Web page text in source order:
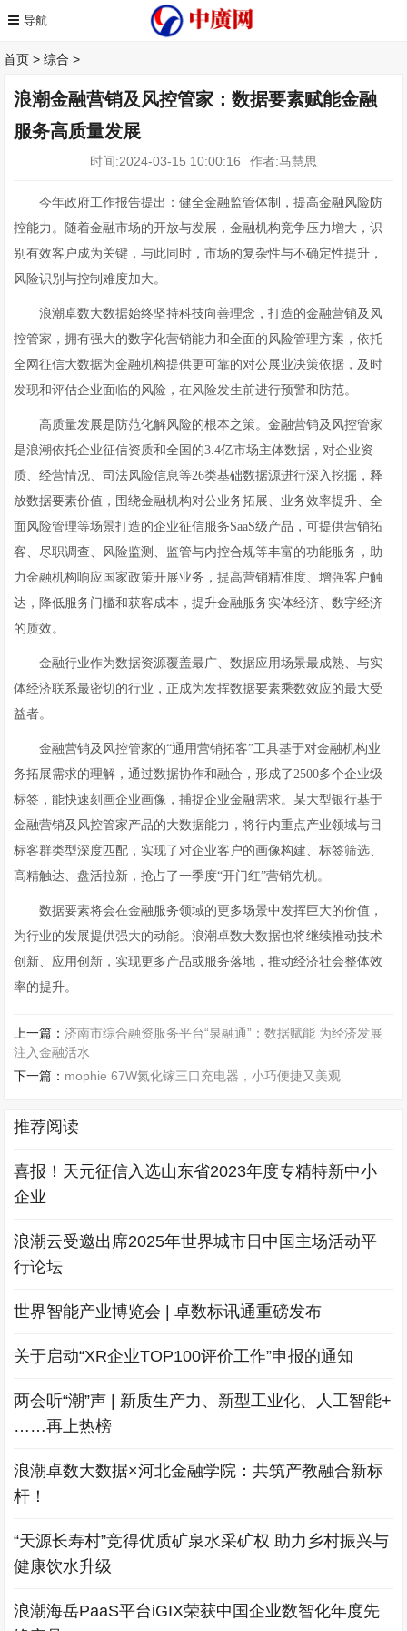
首页 >综合 >
浪潮金融营销及风控管家：数据要素赋能金融
服务高质量发展
时间:2024-03-15 10:00:16 作者:马慧思
今年政府工作报告提出：健全金融监管体制，提高金融风险防
控能力。随着金融市场的开放与发展，金融机构竞争压力增大，识
别有效客户成为关键，与此同时，市场的复杂性与不确定性提升，
风险识别与控制难度加大。
浪潮卓数大数据始终坚持科技向善理念，打造的金融营销及风
控管家，拥有强大的数字化营销能力和全面的风险管理方案，依托
全网征信大数据为金融机构提供更可靠的对公展业决策依据，及时
发现和评估企业面临的风险，在风险发生前进行预警和防范。
高质量发展是防范化解风险的根本之策。金融营销及风控管家
是浪潮依托企业征信资质和全国的3.4亿市场主体数据，对企业资
质、经营情况、司法风险信息等26类基础数据源进行深入挖掘，释
放数据要素价值，围绕金融机构对公业务拓展、业务效率提升、全
面风险管理等场景打造的企业征信服务SaaS级产品，可提供营销拓
客、尽职调查、风险监测、监管与内控合规等丰富的功能服务，助
力金融机构响应国家政策开展业务，提高营销精准度、增强客户触
达，降低服务门槛和获客成本，提升金融服务实体经济、数字经济
的质效。
金融行业作为数据资源覆盖最广、数据应用场景最成熟、与实
体经济联系最密切的行业，正成为发挥数据要素乘数效应的最大受
益者。
金融营销及风控管家的“通用营销拓客”工具基于对金融机构业
务拓展需求的理解，通过数据协作和融合，形成了2500多个企业级
标签，能快速刻画企业画像，捕捉企业金融需求。某大型银行基于
金融营销及风控管家产品的大数据能力，将行内重点产业领域与目
标客群类型深度匹配，实现了对企业客户的画像构建、标签筛选、
高精触达、盘活拉新，抢占了一季度“开门红”营销先机。
数据要素将会在金融服务领域的更多场景中发挥巨大的价值，
为行业的发展提供强大的动能。浪潮卓数大数据也将继续推动技术
创新、应用创新，实现更多产品或服务落地，推动经济社会整体效
率的提升。
上一篇：济南市综合融资服务平台“泉融通”：数据赋能 为经济发展
注入金融活水
下一篇： mophie 67W氮化镓三口充电器，小巧便捷又美观
推荐阅读
喜报！天元征信入选山东省2023年度专精特新中小
企业
浪潮云受邀出席2025年世界城市日中国主场活动平
行论坛
世界智能产业博览会 | 卓数标讯通重磅发布
关于启动“XR企业TOP100评价工作”申报的通知
两会听“潮”声 | 新质生产力、新型工业化、人工智能+
……再上热榜
浪潮卓数大数据×河北金融学院：共筑产教融合新标
杆！
“天源长寿村”竞得优质矿泉水采矿权 助力乡村振兴与
健康饮水升级
浪潮海岳PaaS平台iGIX荣获中国企业数智化年度先